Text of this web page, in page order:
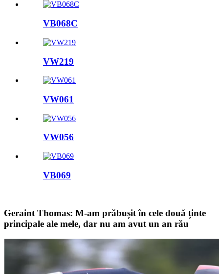
VB068C
VW219
VW061
VW056
VB069
Geraint Thomas: M-am prăbușit în cele două ținte
principale ale mele, dar nu am avut un an rău